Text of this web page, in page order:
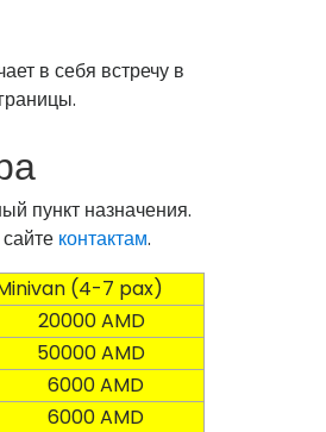
в себя встречу в
пункт назначения.
контактам.
(4-7 pax)
20000 AMD
50000 AMD
6000 AMD
6000 AMD